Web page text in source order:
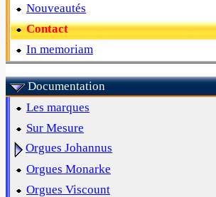
Nouveautés
Contact
In memoriam
Documentation
Les marques
Sur Mesure
Orgues Johannus
Orgues Monarke
Orgues Viscount